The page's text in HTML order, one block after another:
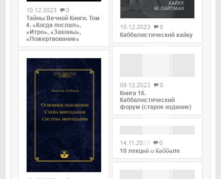
10.12.2023
0
Тайны Вечной Книги. Том
4. «Когда послал»,
«Итро», «Законы»,
«Пожертвование»
10.12.2023
0
Каббалистический хайку
09.12.2023
0
Книга 16.
Каббалистический
форум (старое издание)
14.11.2023
0
10 лекций о Каббале